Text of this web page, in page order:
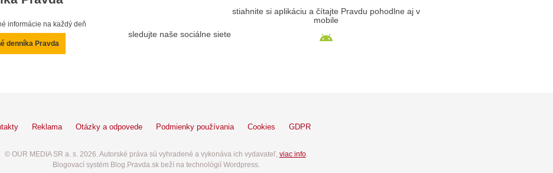
informácie na každý deň
denníka Pravda
sledujte naše sociálne siete
stiahnite si aplikáciu a čítajte Pravdu pohodlne aj v
mobile
Reklama Otázky a odpovede Podmienky používania Cookies GDPR
© OUR MEDIA SR a. s. 2026. Autorské práva sú vyhradené a vykonáva ich vydavateľ, viac info.
Blogovací systém Blog.Pravda.sk beží na technológií Wordpress.